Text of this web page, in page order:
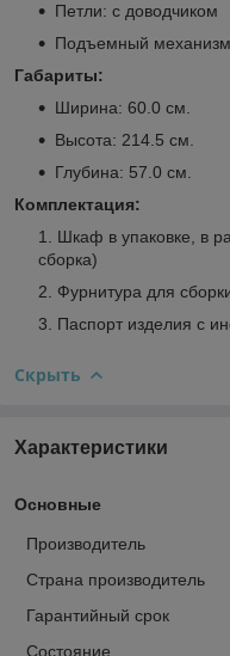
Петли: с доводчиком
Подъемный
Габариты:
Ширина: 60.0 см.
Высота: 214.5 см.
Глубина: 57.0 см.
Комплектация:
Шкаф в упаковке, в
сборка)
Фурнитура для
Паспорт изделия с
Скрыть
Характеристики
Основные
Производитель
Страна производитель
Гарантийный срок
Состояние